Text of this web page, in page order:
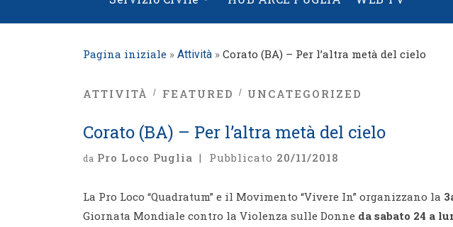
Pagina iniziale » Attività » Corato (BA) – Per l’altra metà del cielo
ATTIVITÀ FEATURED UNCATEGORIZED
Corato (BA) – Per l’altra metà del cielo
da Pro Loco Puglia | Pubblicato 20/11/2018
La Pro Loco “Quadratum” e il Movimento “Vivere In” organizzano la
Giornata Mondiale contro la Violenza sulle Donne da sabato 24 a